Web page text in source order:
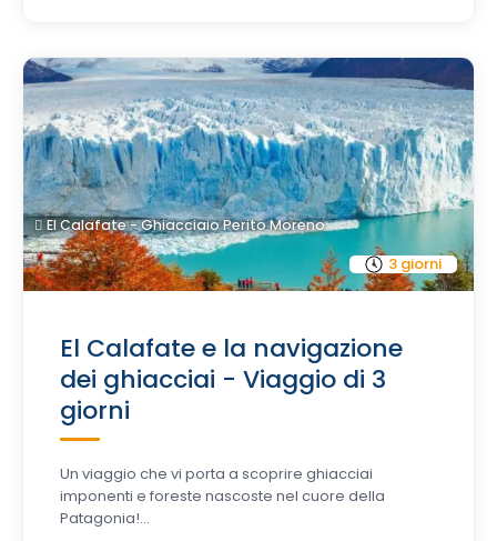
3 giorni
El Calafate - Ghiacciaio Perito Moreno
El Calafate e la navigazione
dei ghiacciai - Viaggio di 3
giorni
Un viaggio che vi porta a scoprire ghiacciai
imponenti e foreste nascoste nel cuore della
Patagonia!...